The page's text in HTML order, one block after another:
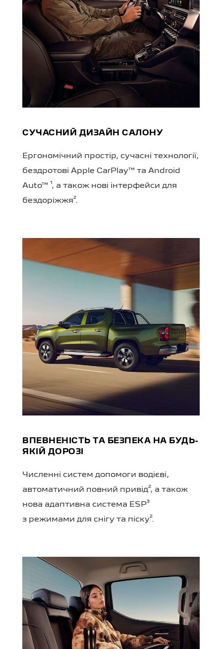
СУЧАСНИЙ ДИЗАЙН САЛОНУ
Ергономічний простір, сучасні технології,
бездротові Apple CarPlay™ та Android
Auto™ ¹, а також нові інтерфейси для
бездоріжжя².
ВПЕВНЕНІСТЬ ТА БЕЗПЕКА НА БУДЬ-
ЯКІЙ ДОРОЗІ
Численні систем допомоги водієві,
автоматичний повний привід², а також
нова адаптивна система ESP³
з режимами для снігу та піску².